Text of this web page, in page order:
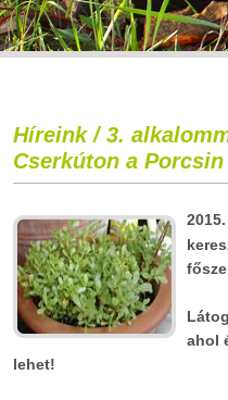
Híreink / 3.
Cserkúton a
ahol
lehet!